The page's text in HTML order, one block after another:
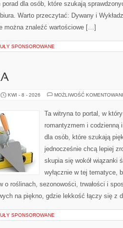
dla osób, które szukają
Warto przeczytać: Dywany i
można znaleźć wartościowe […]
SPONSOROWANE
KWI - 8 - 2026 MOŻLIWOŚĆ
Ta witryna to portal, w
romantyzmem i codzienną
dla osób, które szukają
jednocześnie chcą lepiej
skupia się wokół wiązanki
wyłącznie w tej tematyce,
o roślinach, sezonowości, trwałości i
na piękno, gdzie lekkość łączy się z
SPONSOROWANE